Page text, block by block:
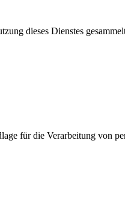
dieses Dienstes
für die Verarbeitung von